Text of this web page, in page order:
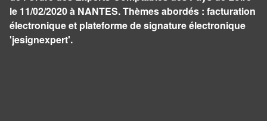
le 11/02/2020 à NANTES. Thèmes abordés : facturation
électronique et plateforme de signature électronique
'jesignexpert'.